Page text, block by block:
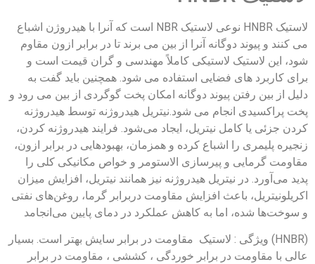
لاستیک HNBR نوعی لاستیک NBR است که آنرا با هیدروژن اشباع
می کنند و پیوند دوگانه آنرا از بین می برند تا در برابر ازون مقاوم
شود، این لاستیک لاستیکی کاملاً مهندسی و گران قیمت است و
برای کاربرد های فضایی استفاده می شود. همچنین باید گفت به
دلیل از بین رفتن پیوند دوگانه امکان پخت گوگردی از بین می رود و
پخت پراکسیدی انجام می شود.نیتریل هیدروژنه توسط هیدروژنه
کردن جزئی یا کامل نیتریل، ایجاد می‌شود. فرایند هیدروژنه کردن،
زنجیره پلیمری را اشباع کرده و همزمان، بهبودهایی در برابر ازون،
مقاومت گرمایی و پیرسازی الاستومر و خواص مکانیکی کلی را
پدید می‌آورد. در نیتریل هیدروژنه نیز همانند نیتریل، افزایش میزان
اکریلونیتریل، باعث افزایش مقاومت دربرابر گرما، روغن‌های نفتی
و سوخت‌ها شده، اما به کاهش عملکرد در دمای پایین می‌انجامد
(HNBR) ویژگی : لاستیک مقاومت در برابر سایش بهتر است. بسیار
عالی با مقاومت در برابر خوردگی ، کششی ، مقاومت در برابر